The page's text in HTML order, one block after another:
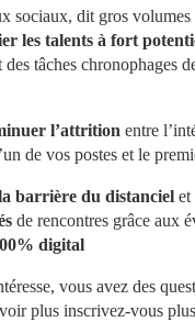
sociaux, dit gros volumes
les talents à fort
des tâches chronophages
l’attrition entre
de vos postes et le
barrière du distanciel et
digital
vous avez des
plus inscrivez-vous